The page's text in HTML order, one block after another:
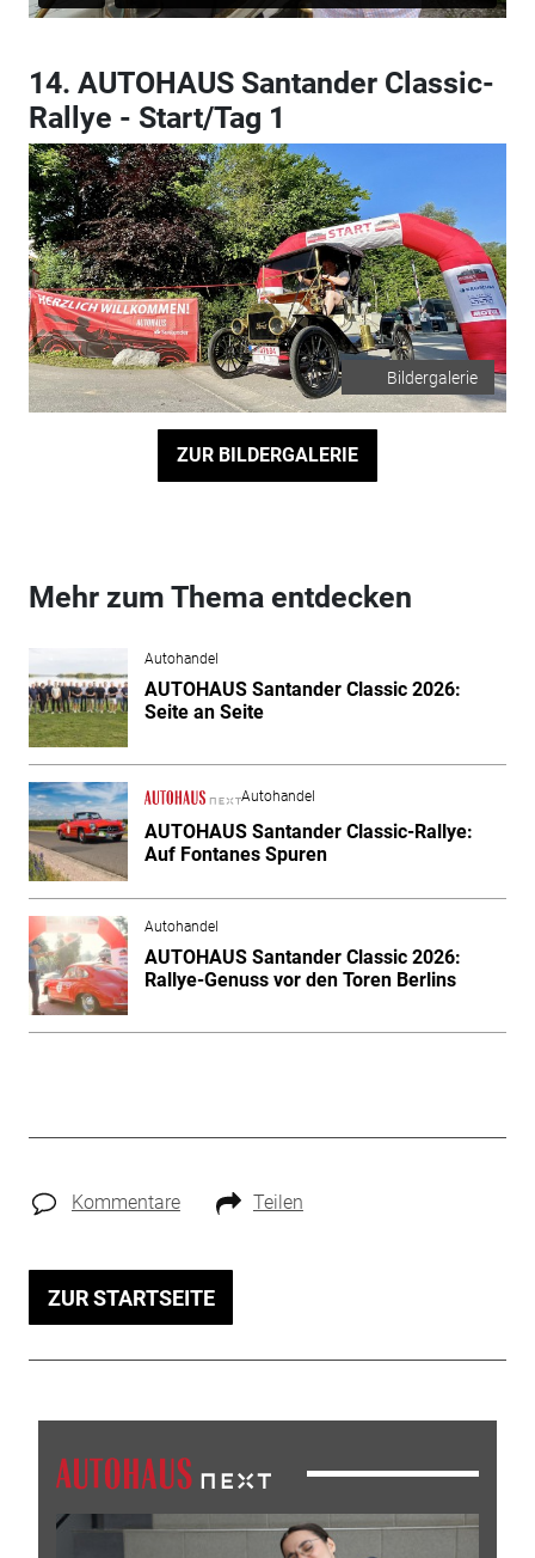
14. AUTOHAUS Santander Classic-
Rallye - Start/Tag 1
Bildergalerie
ZUR BILDERGALERIE
Mehr zum Thema entdecken
Autohandel
AUTOHAUS Santander Classic 2026:
Seite an Seite
Autohandel
AUTOHAUS Santander Classic-Rallye:
Auf Fontanes Spuren
Autohandel
AUTOHAUS Santander Classic 2026:
Rallye-Genuss vor den Toren Berlins
Kommentare Teilen
ZUR STARTSEITE